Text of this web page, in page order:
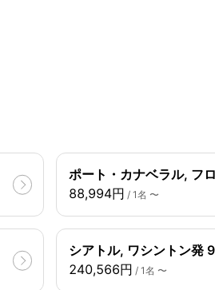
ポート・カナベラル, フ
88,994円 / 1名 〜
シアトル, ワシントン発
240,566円 / 1名 〜